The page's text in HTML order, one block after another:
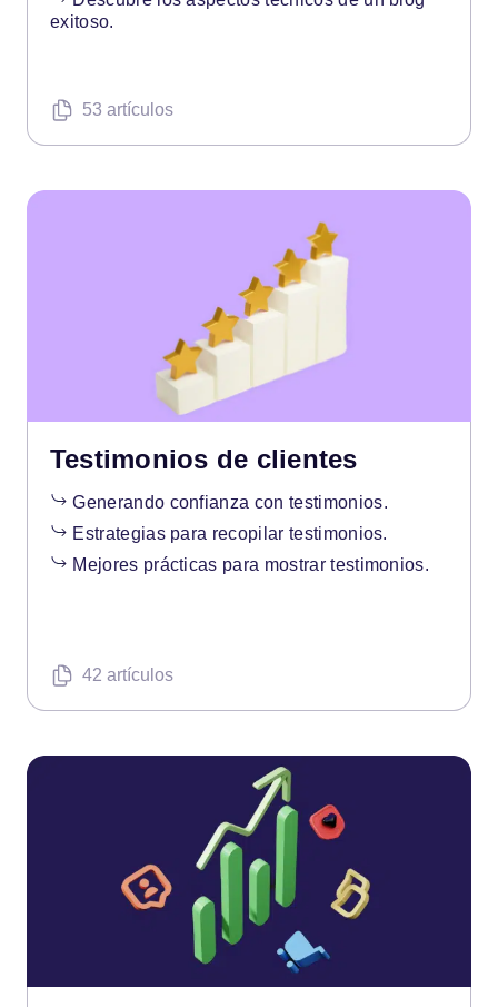
exitoso.
53 artículos
Testimonios de clientes
Generando confianza con testimonios.
Estrategias para recopilar testimonios.
Mejores prácticas para mostrar testimonios.
42 artículos